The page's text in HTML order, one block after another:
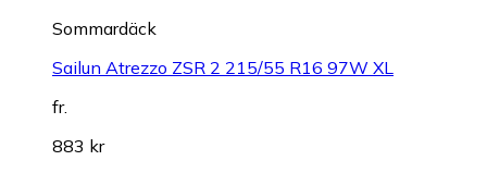
Sommardäck
Sailun Atrezzo ZSR 2 215/55 R16 97W XL
fr.
883 kr